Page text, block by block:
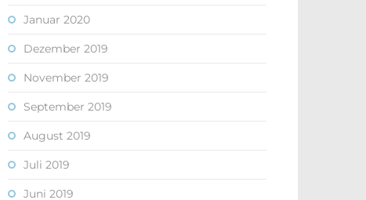
Januar 2020
Dezember 2019
November 2019
September 2019
August 2019
Juli 2019
Juni 2019